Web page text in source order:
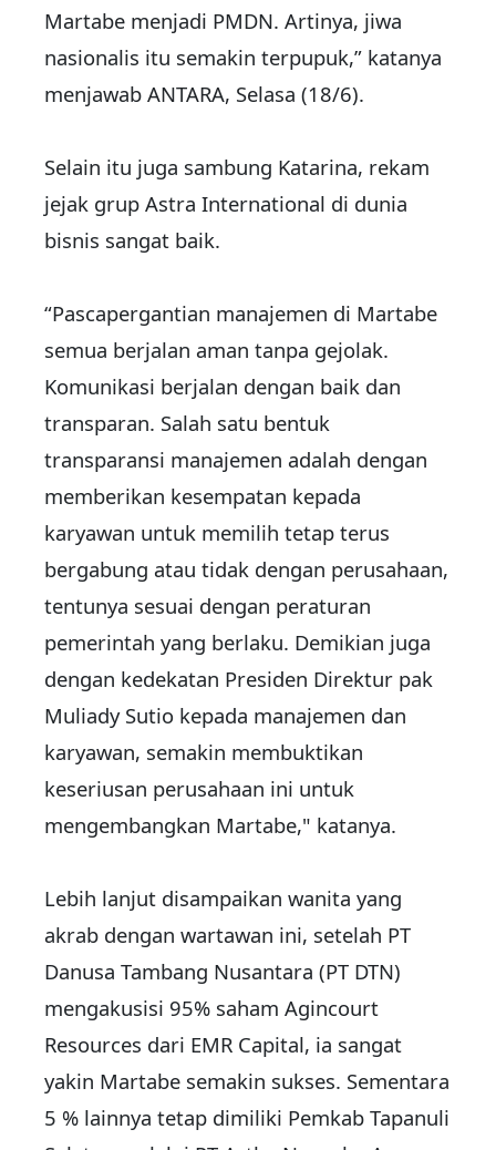
Martabe menjadi PMDN. Artinya, jiwa
nasionalis itu semakin terpupuk,” katanya
menjawab ANTARA, Selasa (18/6).
Selain itu juga sambung Katarina, rekam
jejak grup Astra International di dunia
bisnis sangat baik.
“Pascapergantian manajemen di Martabe
semua berjalan aman tanpa gejolak.
Komunikasi berjalan dengan baik dan
transparan. Salah satu bentuk
transparansi manajemen adalah dengan
memberikan kesempatan kepada
karyawan untuk memilih tetap terus
bergabung atau tidak dengan perusahaan,
tentunya sesuai dengan peraturan
pemerintah yang berlaku. Demikian juga
dengan kedekatan Presiden Direktur pak
Muliady Sutio kepada manajemen dan
karyawan, semakin membuktikan
keseriusan perusahaan ini untuk
mengembangkan Martabe," katanya.
Lebih lanjut disampaikan wanita yang
akrab dengan wartawan ini, setelah PT
Danusa Tambang Nusantara (PT DTN)
mengakusisi 95% saham Agincourt
Resources dari EMR Capital, ia sangat
yakin Martabe semakin sukses. Sementara
5 % lainnya tetap dimiliki Pemkab Tapanuli